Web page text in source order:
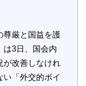
尊厳と国益を護
は3日、国会内
が改善しなけれ
い「外交的ボイ